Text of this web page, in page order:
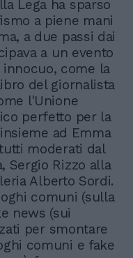
Lega ha sparso
a piene mani
a due passi dai
a un evento
come la
del giornalista
l'Unione
perfetto per la
ad Emma
moderati dal
Sergio Rizzo alla
Alberto Sordi.
comuni (sulla
news (sui
per smontare
comuni e fake